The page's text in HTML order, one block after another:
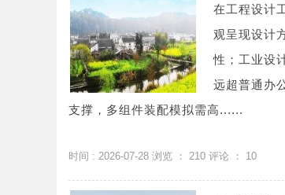
在工程设计
观呈现设计
性；工业设
远超普通办
支撑，多组件装配模拟需高......
时间 : 2026-07-28 浏览 ： 210 评论 ： 10